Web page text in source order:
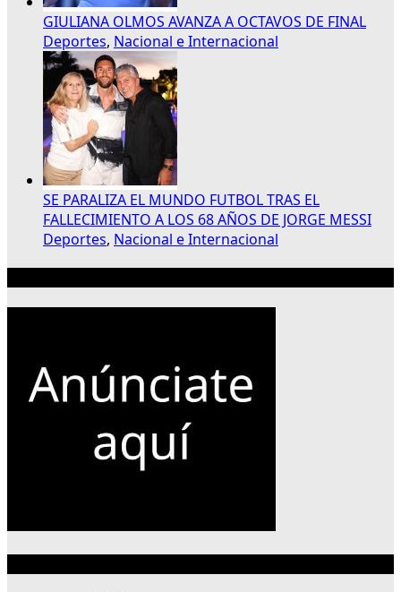
GIULIANA OLMOS AVANZA A OCTAVOS DE FINAL
Deportes, Nacional e Internacional
SE PARALIZA EL MUNDO FUTBOL TRAS EL
FALLECIMIENTO A LOS 68 AÑOS DE JORGE MESSI
Deportes, Nacional e Internacional